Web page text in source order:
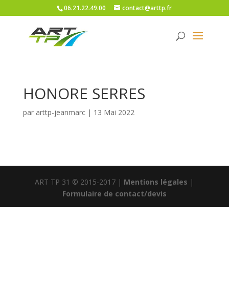
06.21.22.49.00 contact@arttp.fr
HONORE SERRES
par arttp-jeanmarc| 13 Mai 2022
ART TP 31 © 2015-2017 | Mentions légales |
Formulaire de contact/devis